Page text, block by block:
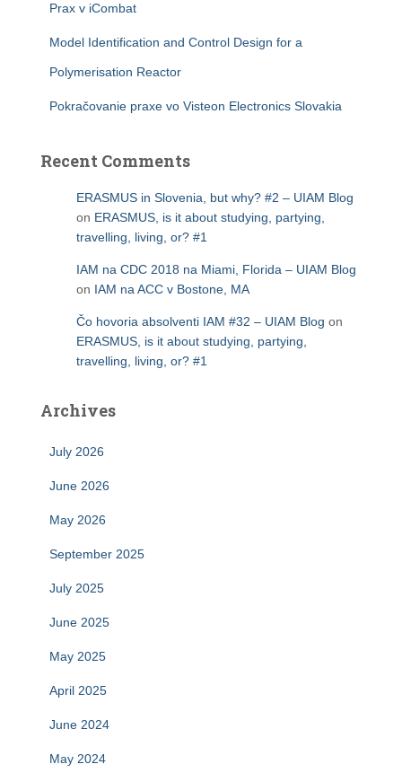
Prax v iCombat
Model Identification and Control Design for a
Polymerisation Reactor
Pokračovanie praxe vo Visteon Electronics Slovakia
Recent Comments
ERASMUS in Slovenia, but why? #2 – UIAM Blog
on ERASMUS, is it about studying, partying,
travelling, living, or? #1
IAM na CDC 2018 na Miami, Florida – UIAM Blog
on IAM na ACC v Bostone, MA
Čo hovoria absolventi IAM #32 – UIAM Blog on
ERASMUS, is it about studying, partying,
travelling, living, or? #1
Archives
July 2026
June 2026
May 2026
September 2025
July 2025
June 2025
May 2025
April 2025
June 2024
May 2024